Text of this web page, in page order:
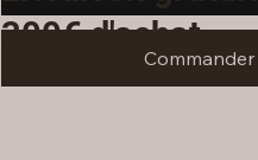
300€ d'achat